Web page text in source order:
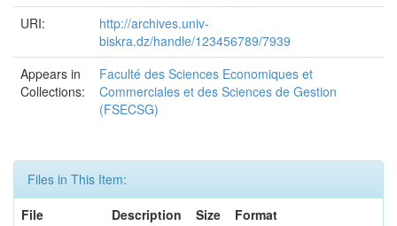
URI:
http://archives.univ-
biskra.dz/handle/123456789/7939
Appears in
Collections:
Faculté des Sciences Economiques et
Commerciales et des Sciences de Gestion
(FSECSG)
Files in This Item:
File
Description Size
Format